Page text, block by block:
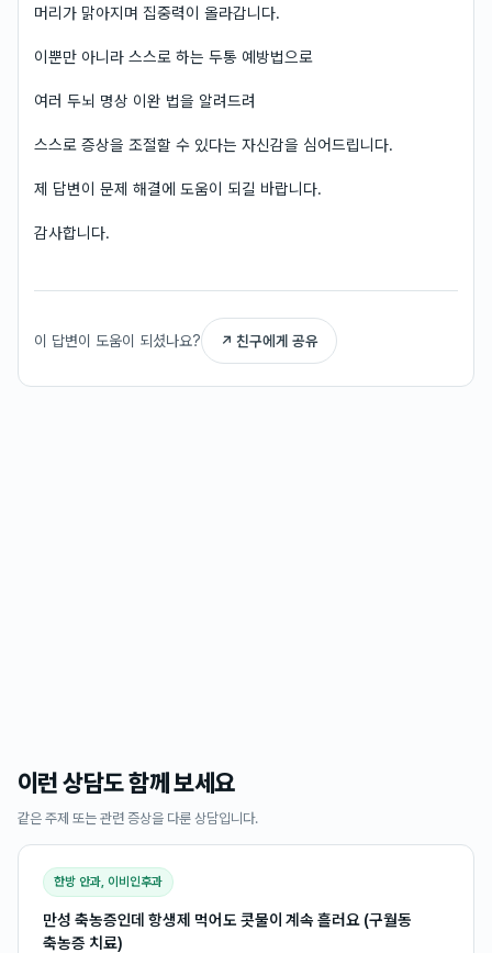
머리가 맑아지며 집중력이 올라갑니다.
이뿐만 아니라 스스로 하는 두통 예방법으로
여러 두뇌 명상 이완 법을 알려드려
스스로 증상을 조절할 수 있다는 자신감을 심어드립니다.
제 답변이 문제 해결에 도움이 되길 바랍니다.
감사합니다.
이 답변이 도움이 되셨나요? ↗ 친구에게 공유
이런 상담도 함께 보세요
같은 주제 또는 관련 증상을 다룬 상담입니다.
한방 안과, 이비인후과
만성 축농증인데 항생제 먹어도 콧물이 계속 흘러요 (구월동
축농증 치료)